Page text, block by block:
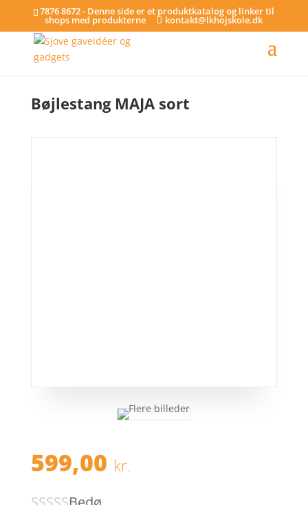
7876 8672 - Denne side er et produktkatalog og linker til
shops med produkterne kontakt@lkhojskole.dk
Bøjlestang MAJA sort
599,00 kr.